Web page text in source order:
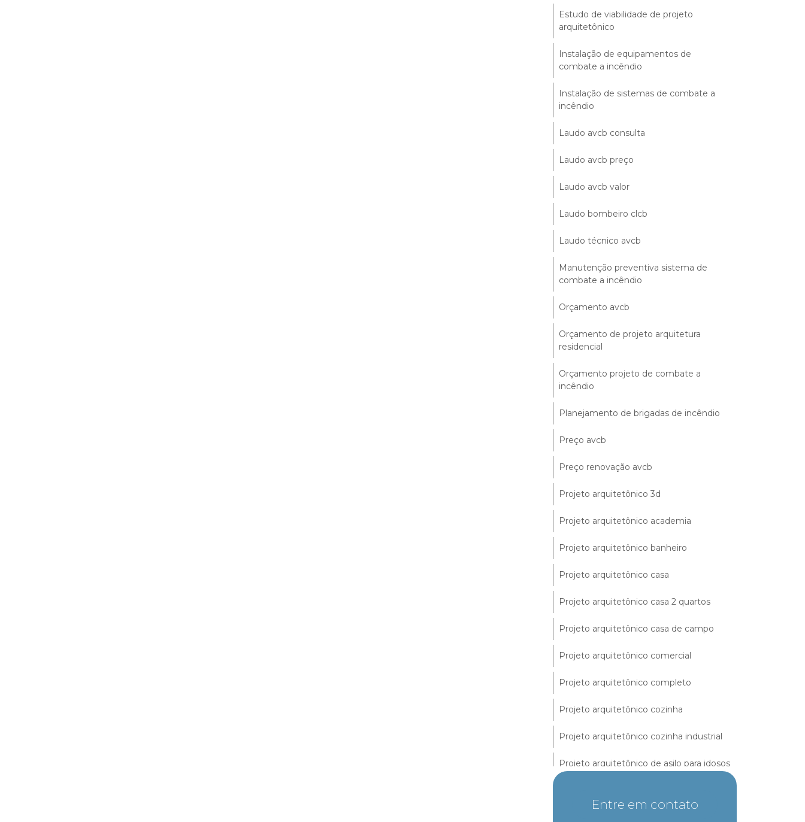
Estudo de viabilidade de projeto
arquitetônico
Instalação de equipamentos de
combate a incêndio
Instalação de sistemas de combate a
incêndio
Laudo avcb consulta
Laudo avcb preço
Laudo avcb valor
Laudo bombeiro clcb
Laudo técnico avcb
Manutenção preventiva sistema de
combate a incêndio
Orçamento avcb
Orçamento de projeto arquitetura
residencial
Orçamento projeto de combate a
incêndio
Planejamento de brigadas de incêndio
Preço avcb
Preço renovação avcb
Projeto arquitetônico 3d
Projeto arquitetônico academia
Projeto arquitetônico banheiro
Projeto arquitetônico casa
Projeto arquitetônico casa 2 quartos
Projeto arquitetônico casa de campo
Projeto arquitetônico comercial
Projeto arquitetônico completo
Projeto arquitetônico cozinha
Projeto arquitetônico cozinha industrial
Projeto arquitetônico de asilo para idosos
Entre em contato